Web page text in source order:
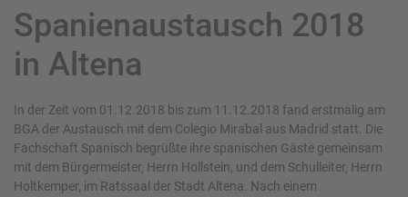
Spanienaustausch 2018
in Altena
In der Zeit vom 01.12.2018 bis zum 11.12.2018 fand erstmalig am
BGA der Austausch mit dem Colegio Mirabal aus Madrid statt. Die
Fachschaft Spanisch begrüßte ihre spanischen Gäste gemeinsam
mit dem Bürgermeister, Herrn Hollstein, und dem Schulleiter, Herrn
Holtkemper, im Ratssaal der Stadt Altena. Nach einem